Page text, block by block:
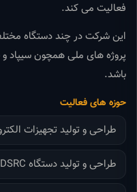
فعالیت می کند.
این شرکت در چند دستگاه
پروژه های ملی همچون سیپاد و
باشد.
حوزه های فعالیت
طراحی و تولید تجهیزات
طراحی و تولید دستگاه DSRC